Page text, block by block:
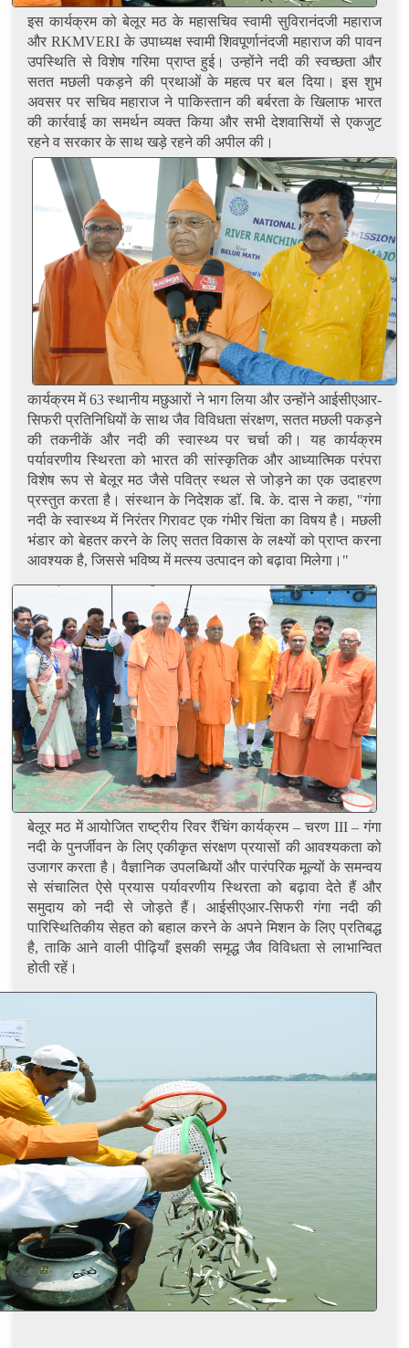
इस कार्यक्रम को बेलूर मठ के महासचिव स्वामी सुविरानंदजी महाराज
और RKMVERI के उपाध्यक्ष स्वामी शिवपूर्णानंदजी महाराज की पावन
उपस्थिति से विशेष गरिमा प्राप्त हुई। उन्होंने नदी की स्वच्छता और
सतत मछली पकड़ने की प्रथाओं के महत्व पर बल दिया। इस शुभ
अवसर पर सचिव महाराज ने पाकिस्तान की बर्बरता के खिलाफ भारत
की कार्रवाई का समर्थन व्यक्त किया और सभी देशवासियों से एकजुट
रहने व सरकार के साथ खड़े रहने की अपील की।
कार्यक्रम में 63 स्थानीय मछुआरों ने भाग लिया और उन्होंने आईसीएआर-
सिफरी प्रतिनिधियों के साथ जैव विविधता संरक्षण, सतत मछली पकड़ने
की तकनीकें और नदी की स्वास्थ्य पर चर्चा की। यह कार्यक्रम
पर्यावरणीय स्थिरता को भारत की सांस्कृतिक और आध्यात्मिक परंपरा
विशेष रूप से बेलूर मठ जैसे पवित्र स्थल से जोड़ने का एक उदाहरण
प्रस्तुत करता है। संस्थान के निदेशक डॉ. बि. के. दास ने कहा, "गंगा
नदी के स्वास्थ्य में निरंतर गिरावट एक गंभीर चिंता का विषय है। मछली
भंडार को बेहतर करने के लिए सतत विकास के लक्ष्यों को प्राप्त करना
आवश्यक है, जिससे भविष्य में मत्स्य उत्पादन को बढ़ावा मिलेगा।"
बेलूर मठ में आयोजित राष्ट्रीय रिवर रैंचिंग कार्यक्रम – चरण III – गंगा
नदी के पुनर्जीवन के लिए एकीकृत संरक्षण प्रयासों की आवश्यकता को
उजागर करता है। वैज्ञानिक उपलब्धियों और पारंपरिक मूल्यों के समन्वय
से संचालित ऐसे प्रयास पर्यावरणीय स्थिरता को बढ़ावा देते हैं और
समुदाय को नदी से जोड़ते हैं। आईसीएआर-सिफरी गंगा नदी की
पारिस्थितिकीय सेहत को बहाल करने के अपने मिशन के लिए प्रतिबद्ध
है, ताकि आने वाली पीढ़ियाँ इसकी समृद्ध जैव विविधता से लाभान्वित
होती रहें।